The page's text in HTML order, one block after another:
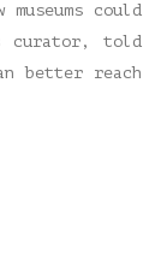
could
curator, told
better reach